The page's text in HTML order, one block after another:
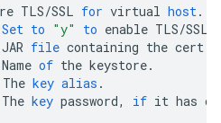
TLS/SSL for virtual host.
Set to "y" to enable TLS/SSL
JAR file containing the cert
Name of the keystore.
The key alias .
The key password, if it has